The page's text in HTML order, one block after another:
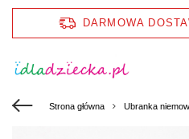
DARMOWA
Strona główna Ubranka